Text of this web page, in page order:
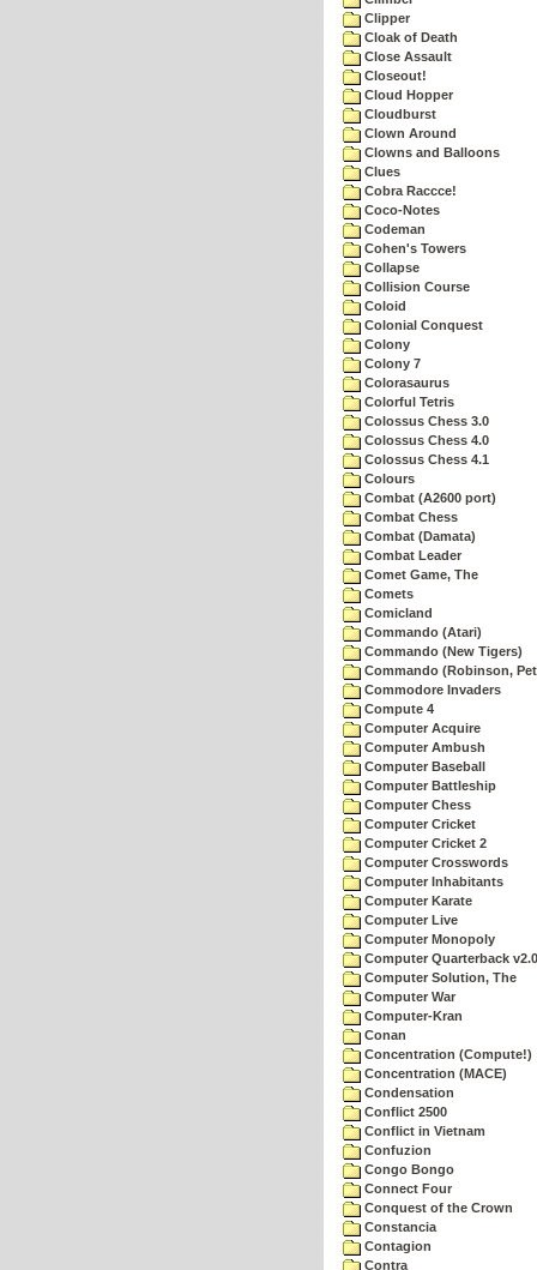
Clipper
Cloak of Death
Close Assault
Closeout!
Cloud Hopper
Cloudburst
Clown Around
Clowns and Balloons
Clues
Cobra Raccce!
Coco-Notes
Codeman
Cohen's Towers
Collapse
Collision Course
Coloid
Colonial Conquest
Colony
Colony 7
Colorasaurus
Colorful Tetris
Colossus Chess 3.0
Colossus Chess 4.0
Colossus Chess 4.1
Colours
Combat (A2600 port)
Combat Chess
Combat (Damata)
Combat Leader
Comet Game, The
Comets
Comicland
Commando (Atari)
Commando (New Tigers)
Commando (Robinson,
Commodore Invaders
Compute 4
Computer Acquire
Computer Ambush
Computer Baseball
Computer Battleship
Computer Chess
Computer Cricket
Computer Cricket 2
Computer Crosswords
Computer Inhabitants
Computer Karate
Computer Live
Computer Monopoly
Computer Quarterback v2.0
Computer Solution, The
Computer War
Computer-Kran
Conan
Concentration (Compute!)
Concentration (MACE)
Condensation
Conflict 2500
Conflict in Vietnam
Confuzion
Congo Bongo
Connect Four
Conquest of the Crown
Constancia
Contagion
Contra